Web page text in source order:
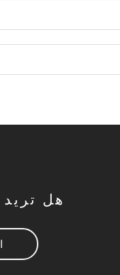
هل تريد